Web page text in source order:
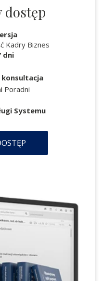
dostęp
Kadry Biznes
dni
Poradni
Systemu